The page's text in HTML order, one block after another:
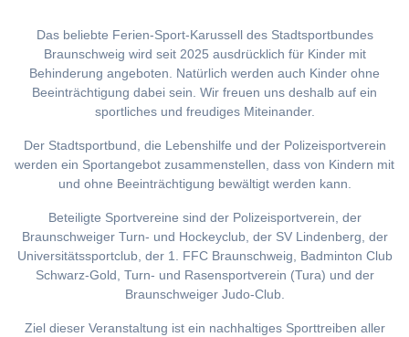
Das beliebte Ferien-Sport-Karussell des Stadtsportbundes
Braunschweig wird seit 2025 ausdrücklich für Kinder mit
Behinderung angeboten. Natürlich werden auch Kinder ohne
Beeinträchtigung dabei sein. Wir freuen uns deshalb auf ein
sportliches und freudiges Miteinander.
Der Stadtsportbund, die Lebenshilfe und der Polizeisportverein
werden ein Sportangebot zusammenstellen, dass von Kindern mit
und ohne Beeinträchtigung bewältigt werden kann.
Beteiligte Sportvereine sind der Polizeisportverein, der
Braunschweiger Turn- und Hockeyclub, der SV Lindenberg, der
Universitätssportclub, der 1. FFC Braunschweig, Badminton Club
Schwarz-Gold, Turn- und Rasensportverein (Tura) und der
Braunschweiger Judo-Club.
Ziel dieser Veranstaltung ist ein nachhaltiges Sporttreiben aller